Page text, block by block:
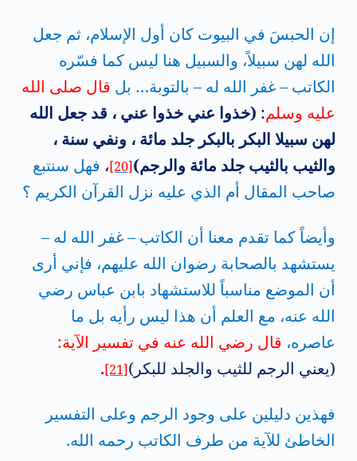
إن الحبسَ في البيوت كان أول الإسلام، ثم جعل
الله لهن سبيلاً، والسبيل هنا ليس كما فسّره
الكاتب – غفر الله له – بالتوبة… بل قال صلى الله
عليه وسلم: (خذوا عني خذوا عني ، قد جعل الله
لهن سبيلا البكر بالبكر جلد مائة ، ونفي سنة ،
والثيب بالثيب جلد مائة والرجم)[20]، فهل سنتبع
صاحب المقال أم الذي عليه نزل القرآن الكريم ؟
وأيضاً كما تقدم معنا أن الكاتب – غفر الله له –
يستشهد بالصحابة رضوان الله عليهم، فإني أرى
أن الموضع مناسباً للاستشهاد بابن عباس رضي
الله عنه، مع العلم أن هذا ليس رأيه بل ما
عاصره، قال رضي الله عنه في تفسير الآية:
(يعني الرجم للثيب والجلد للبكر)[21]
.
فهذين دليلين على وجود الرجم وعلى التفسير
الخاطئ للآية من طرف الكاتب رحمه الله.